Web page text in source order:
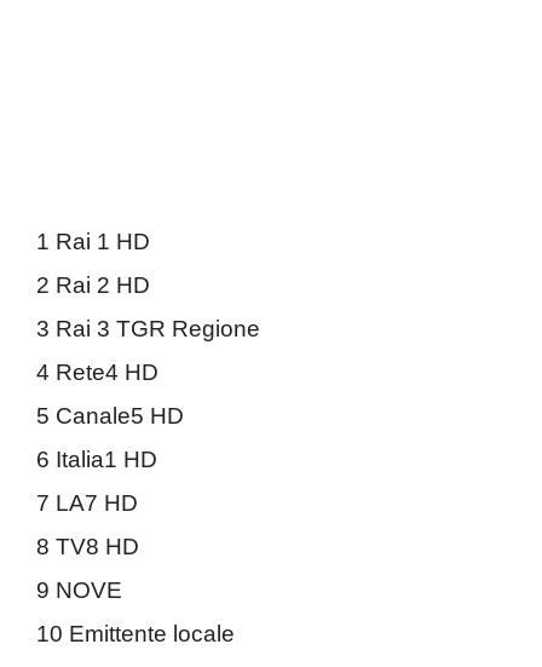
1 Rai 1 HD
2 Rai 2 HD
3 Rai 3 TGR Regione
4 Rete4 HD
5 Canale5 HD
6 Italia1 HD
7 LA7 HD
8 TV8 HD
9 NOVE
10 Emittente locale